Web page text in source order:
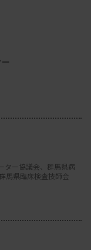
ター協議会、群馬県病
馬県臨床検査技師会